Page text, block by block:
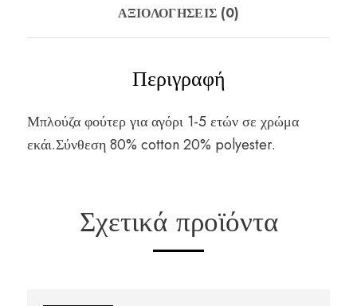
ΑΞΙΟΛΟΓΉΣΕΙΣ (0)
Περιγραφή
Μπλούζα φούτερ για αγόρι 1-5 ετών σε χρώμα
εκάι.Σύνθεση 80% cotton 20% polyester.
Σχετικά προϊόντα